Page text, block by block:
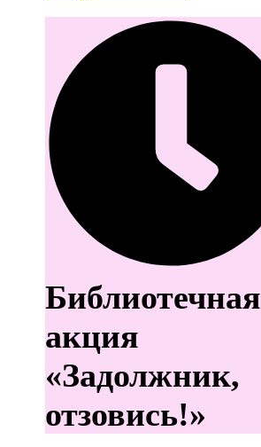
Библиотечная
акция
«Задолжник,
отзовись!»